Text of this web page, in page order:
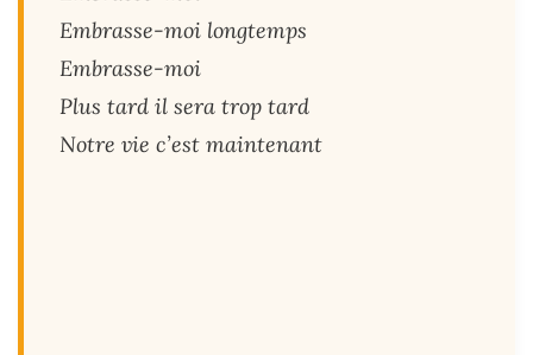
Embrasse-moi longtemps
Embrasse-moi
Plus tard il sera trop tard
Notre vie c’est maintenant